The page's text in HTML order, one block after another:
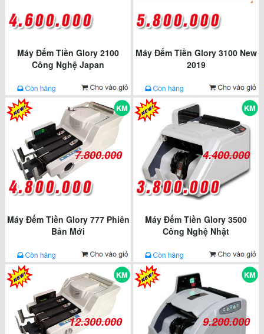
Máy Đếm Tiền Glory 2100
Công Nghệ Japan
Máy Đếm Tiền Glory 3100 New
2019
7.800.000
Máy Đếm Tiền Glory 777 Phiên
Bản Mới
4.400.000
Máy Đếm Tiền Glory 3500
Công Nghệ Nhật
12.300.000 9.200.000